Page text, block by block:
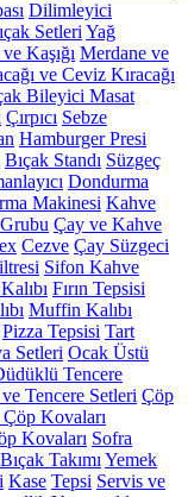
Dilimleyici
Setleri Yağ
Kaşığı Merdane ve
ve Ceviz Kıracağı
Bileyici Masat
Çırpıcı Sebze
Hamburger Presi
Bıçak Standı Süzgeç
Dondurma
Makinesi Kahve
Çay ve Kahve
Cezve Çay Süzgeci
Sifon Kahve
Fırın Tepsisi
Muffin Kalıbı
Pizza Tepsisi Tart
Setleri Ocak Üstü
Tencere
Tencere Setleri Çöp
Kovaları
Kovaları Sofra
Takımı Yemek
Kase Tepsi Servis ve